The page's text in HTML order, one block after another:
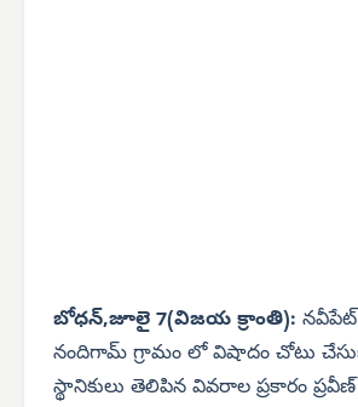
బోధన్,జూలై 7(విజయ క్రాంతి):
నందిగామ్ గ్రామం లో విషాదం చోటు
స్థానికులు తెలిపిన వివరాల ప్రకారం